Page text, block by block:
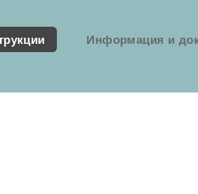
Информация и